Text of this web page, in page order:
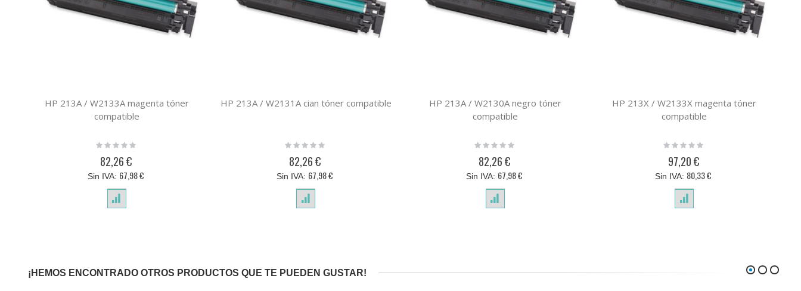
HP 213A / W2133A magenta tóner
compatible
Rating:
82,26 €
67,98 €
HP 213A / W2131A cian tóner compatible
Rating:
82,26 €
67,98 €
HP 213A / W2130A negro tóner
compatible
Rating:
82,26 €
67,98 €
HP 213X / W2133X magenta tóner
compatible
Rating:
97,20 €
80,33 €
¡HEMOS ENCONTRADO OTROS PRODUCTOS QUE TE PUEDEN GUSTAR!